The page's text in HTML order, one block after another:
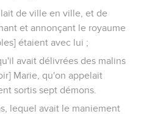
de ville en ville, et de
et annonçant le royaume
étaient avec lui ;
avait délivrées des malins
Marie, qu'on appelait
sortis sept démons.
lequel avait le maniement